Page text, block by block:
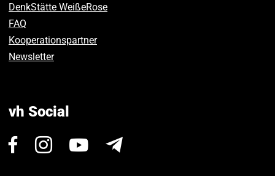
DenkStätte WeißeRose
FAQ
Kooperationspartner
Newsletter
vh Social
BesuchenBesuchenBesuchen